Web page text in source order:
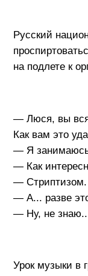
Русский
на подлете к
— Люся, вы вся
Как вам это
— Я
— Как
— Стриптизом.
— А... разве
— Ну, не
Урок музыки в